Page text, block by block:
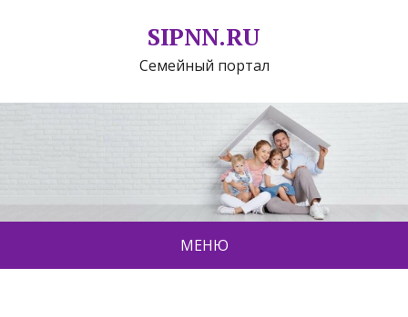
SIPNN.RU
Семейный портал
МЕНЮ